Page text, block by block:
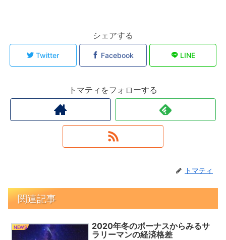
シェアする
Twitter Facebook LINE
トマティをフォローする
トマティ
関連記事
NEWS
2020年冬のボーナスからみるサ
ラリーマンの経済格差